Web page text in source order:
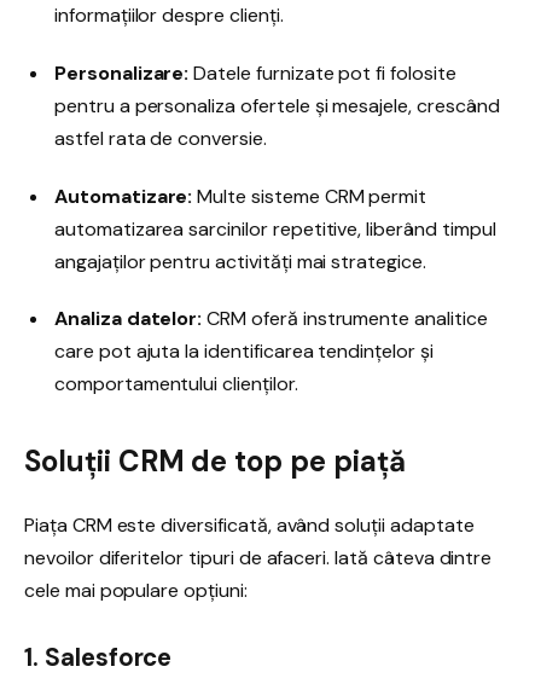
informațiilor despre clienți.
Personalizare: Datele furnizate pot fi folosite
pentru a personaliza ofertele și mesajele, crescând
astfel rata de conversie.
Automatizare: Multe sisteme CRM permit
automatizarea sarcinilor repetitive, liberând timpul
angajaților pentru activități mai strategice.
Analiza datelor: CRM oferă instrumente analitice
care pot ajuta la identificarea tendințelor și
comportamentului clienților.
Soluții CRM de top pe piață
Piața CRM este diversificată, având soluții adaptate
nevoilor diferitelor tipuri de afaceri. Iată câteva dintre
cele mai populare opțiuni:
1. Salesforce